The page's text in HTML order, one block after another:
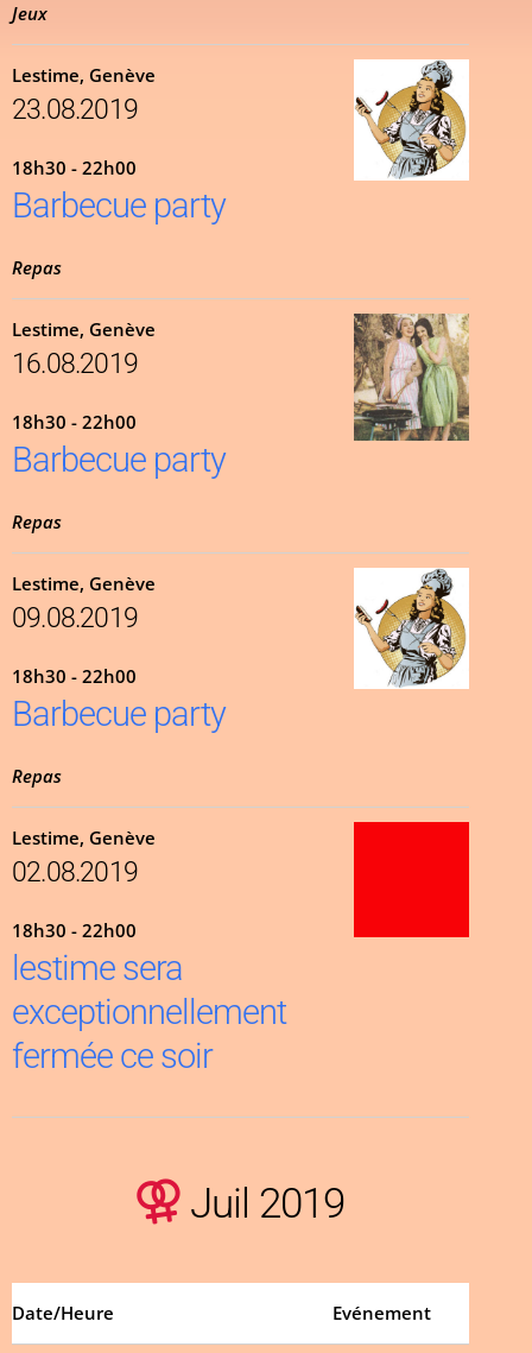
Jeux
Lestime, Genève
23.08.2019
18h30 - 22h00
Barbecue party
Repas
Lestime, Genève
16.08.2019
18h30 - 22h00
Barbecue party
Repas
Lestime, Genève
09.08.2019
18h30 - 22h00
Barbecue party
Repas
Lestime, Genève
02.08.2019
18h30 - 22h00
lestime sera
exceptionnellement
fermée ce soir
Juil 2019
Date/Heure Evénement